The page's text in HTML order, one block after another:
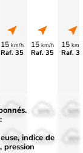
15 km/h
Raf. 35
15 km/h
Raf. 35
15 km/
Raf.
50%
30%
50%
30%
indice de
pression